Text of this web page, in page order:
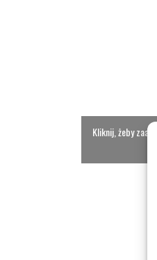
Kliknij, żeby